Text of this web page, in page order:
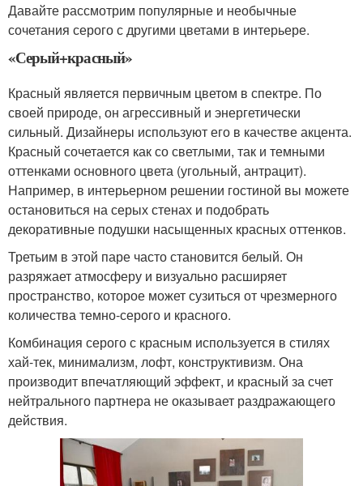
Давайте рассмотрим популярные и необычные
сочетания серого с другими цветами в интерьере.
«Серый+красный»
Красный является первичным цветом в спектре. По
своей природе, он агрессивный и энергетически
сильный. Дизайнеры используют его в качестве акцента.
Красный сочетается как со светлыми, так и темными
оттенками основного цвета (угольный, антрацит).
Например, в интерьерном решении гостиной вы можете
остановиться на серых стенах и подобрать
декоративные подушки насыщенных красных оттенков.
Третьим в этой паре часто становится белый. Он
разряжает атмосферу и визуально расширяет
пространство, которое может сузиться от чрезмерного
количества темно-серого и красного.
Комбинация серого с красным используется в стилях
хай-тек, минимализм, лофт, конструктивизм. Она
производит впечатляющий эффект, и красный за счет
нейтрального партнера не оказывает раздражающего
действия.